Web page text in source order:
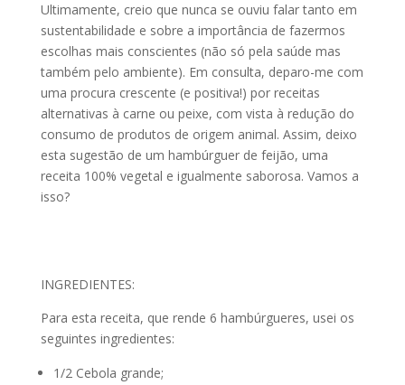
Ultimamente, creio que nunca se ouviu falar tanto em
sustentabilidade e sobre a importância de fazermos
escolhas mais conscientes (não só pela saúde mas
também pelo ambiente). Em consulta, deparo-me com
uma procura crescente (e positiva!) por receitas
alternativas à carne ou peixe, com vista à redução do
consumo de produtos de origem animal. Assim, deixo
esta sugestão de um hambúrguer de feijão, uma
receita 100% vegetal e igualmente saborosa. Vamos a
isso?
INGREDIENTES:
Para esta receita, que rende 6 hambúrgueres, usei os
seguintes ingredientes:
1/2 Cebola grande;